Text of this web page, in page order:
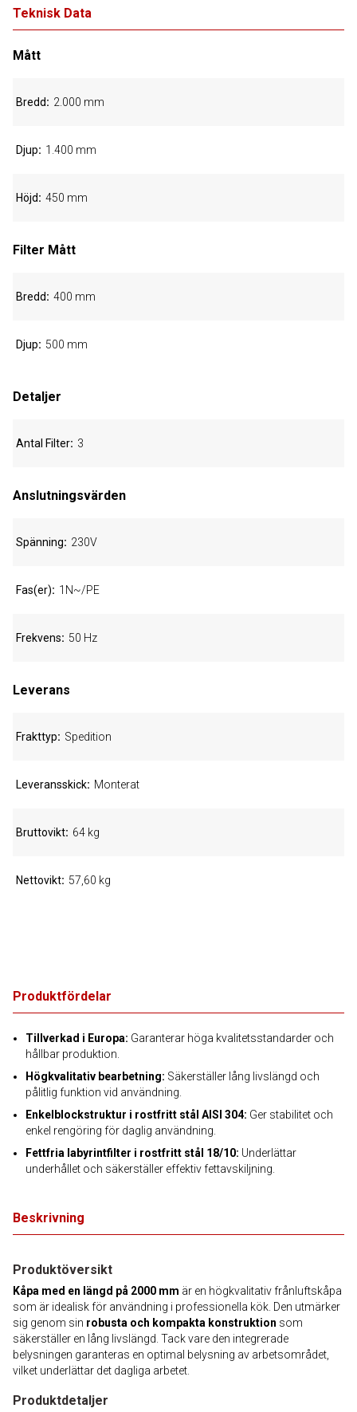
Produktfördelar
Tillverkad i Europa: Garanterar höga kvalitetsstandarder och
hållbar produktion.
Högkvalitativ bearbetning: Säkerställer lång livslängd och
pålitlig funktion vid användning.
Enkelblockstruktur i rostfritt stål AISI 304: Ger stabilitet och
enkel rengöring för daglig användning.
Fettfria labyrintfilter i rostfritt stål 18/10: Underlättar
underhållet och säkerställer effektiv fettavskiljning.
Beskrivning
Produktöversikt
Kåpa med en längd på 2000 mm är en högkvalitativ frånluftskåpa
som är idealisk för användning i professionella kök. Den utmärker
sig genom sin robusta och kompakta konstruktion som
säkerställer en lång livslängd. Tack vare den integrerade
belysningen garanteras en optimal belysning av arbetsområdet,
vilket underlättar det dagliga arbetet.
Produktdetaljer
Teknisk Data
Mått
Bredd 2.000 mm
Djup 1.400 mm
Höjd 450 mm
Filter Mått
Bredd 400 mm
Djup 500 mm
Detaljer
Antal Filter 3
Anslutningsvärden
Spänning 230V
Fas(er) 1N~/PE
Frekvens 50 Hz
Leverans
Frakttyp Spedition
Leveransskick Monterat
Bruttovikt 64 kg
Nettovikt 57,60 kg